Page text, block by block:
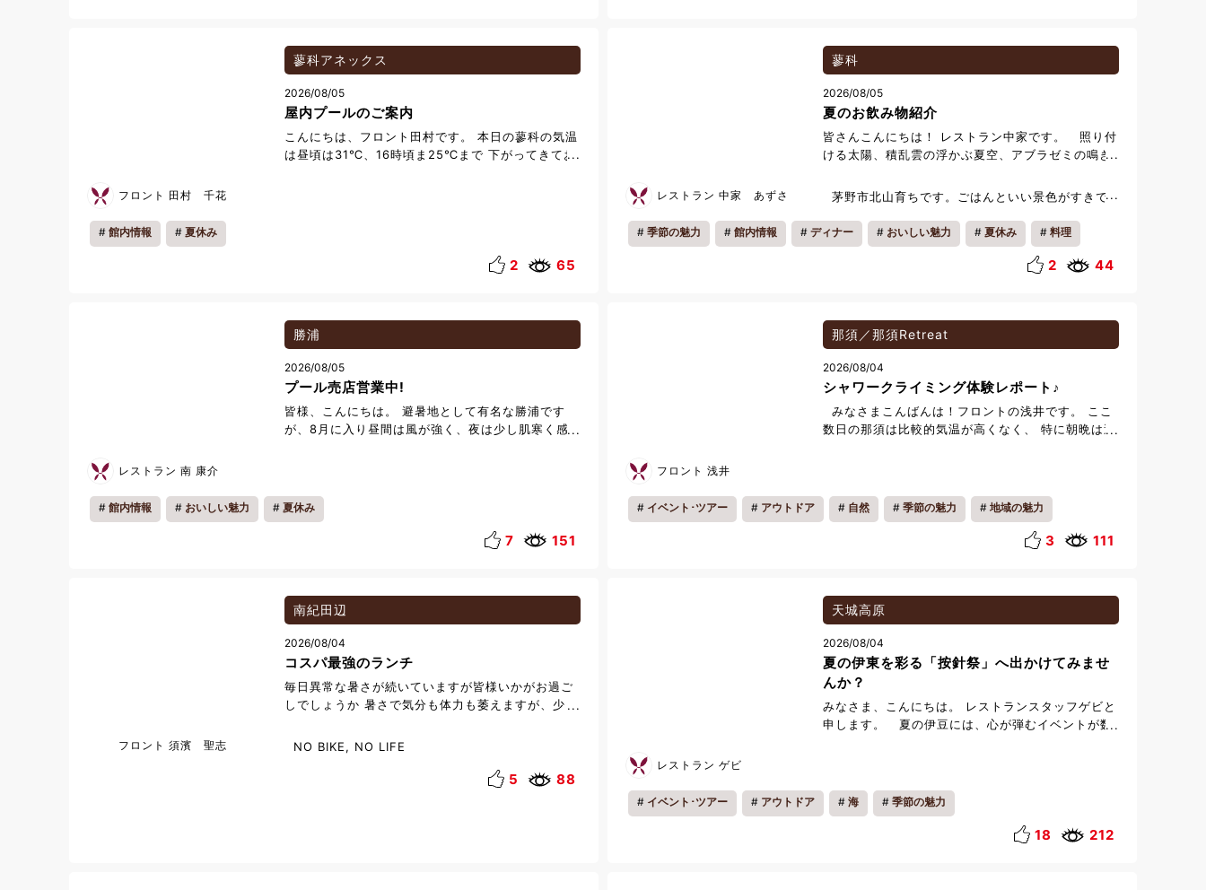
した。海の写真や岩場で写真を撮られている観光客
の方もたくさんいらっしゃいました。 皆様もぜひ、
城ヶ崎海岸を訪れてみてはいかがでしょうか。
のフレンチコースとオレイユ・ド・シャのワインを
ペアリングでご用意しました。 翌日はバスにて茅野
市内のぶどう畑へご案内。 午前中を使ってたっぷり
と収穫した葡萄は、 翌年の夏頃にワインになってご
自宅へお届けします。 2023年から始めて今年で四
回目になります。 毎年オレイユ・ド・シャの小出代
表がデザインする オリジナルエチケットにて 限定
と間違いなしです。 ※宿泊費、入湯税、朝食は別途
になります。 皆様のご参加をお待ちしております。
蓼科アネックス
2026/08/05
屋内プールのご案内
こんにちは、フロント田村です。 本日の蓼科の気温
は昼頃は31℃、16時頃ま25℃まで 下がってきてお
いただけるよう2種類ございます。 【大人用プー
tokyu.com/activity/swimming-pool/ 皆様のご利
用お待ちしております。
フロント 田村 千花
館内情報 夏休み
2 65
蓼科
2026/08/05
夏のお飲み物紹介
皆さんこんにちは！ レストラン中家です。 照り付
ける太陽、積乱雲の浮かぶ夏空、アブラゼミの鳴き
実感する日々です。 ラコルタの夏のお飲み物紹介
第3弾です。 日本酒、カクテルとご紹介して参りま
したが、今回はワインのご紹介です。 今年のラコル
タは、グラスワインを定期的に変更してご用意して
おります！ 今日どんなワインがあるかはその日のお
レストラン 中家 あずさ
茅野市北山育ちです。ごはんといい景色がすきで
季節の魅力 館内情報 ディナー おいしい魅力 夏休み 料理
2 44
勝浦
2026/08/05
プール売店営業中!
皆様、こんにちは。 避暑地として有名な勝浦です
が、8月に入り昼間は風が強く、夜は少し肌寒く感
いる売店では、焼きそばやソーセージなどの屋台の
定番メニューをはじめ、ナゲットや焼きおにぎりな
どのホットフードも数量限定でご用意しておりま
ズンアルコールなど暑さを和らげるメニューも多数
ご用意しております。プールサイドでのんびりした
いという方にもお楽しみ頂けますのでプールご利用
の際はぜひ売店もお立ち寄りくださいませ。 ◎プ
ール売店 営業時間 9:00~17:00 ※プールは
9:00~18:00で営業しております。
レストラン 南 康介
館内情報 おいしい魅力 夏休み
7 151
那須／那須Retreat
2026/08/04
シャワークライミング体験レポート♪
みなさまこんばんは！フロントの浅井です。 ここ
数日の那須は比較的気温が高くなく、 特に朝晩は過
たので、ご報告いたします！！ 今回体験したのは、
シャワークライミングです。 ライフジャケットやヘ
ルメットを着用し、川を上ったり流れたり、飛び込
かあり、お子様もご参加できますので、 詳しくは
【那須アウトバックツアーズ】さんのHPをご確認く
ださい！ 那須アウトバックツアーズ
フロント 浅井
イベント･ツアー アウトドア 自然 季節の魅力 地域の魅力
3 111
南紀田辺
2026/08/04
コスパ最強のランチ
毎日異常な暑さが続いていますが皆様いかがお過ご
しでしょうか 暑さで気分も体力も萎えますが、少し
和歌山県白浜町中にある「くおり亭」は、地元企業
の社員食堂でありながら一般客も利用が可能。人気
はコスパ最強の「日替わり定食」（７００円）で、
フロント 須濱 聖志 NO BIKE, NO LIFE
5 88
天城高原
2026/08/04
夏の伊東を彩る「按針祭」へ出かけてみませ
んか？
みなさま、こんにちは。 レストランスタッフゲビと
申します。 夏の伊豆には、心が弾むイベントが数
ビーチ周辺で開催される、伊東市を代表する夏祭り
です。 祭りの期間中は、幻想的な灯籠流しや、迫
力ある和太鼓演奏など、日本の夏を感じられる催し
レストラン ゲビ
イベント･ツアー アウトドア 海 季節の魅力
18 212